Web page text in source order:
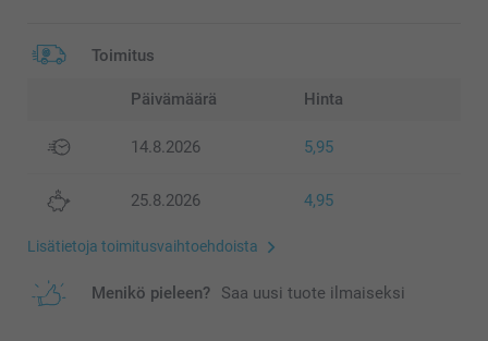
Toimitus
Päivämäärä Hinta
14.8.2026 5,95
25.8.2026 4,95
Lisätietoja toimitusvaihtoehdoista
Menikö pieleen? Saa uusi tuote ilmaiseksi